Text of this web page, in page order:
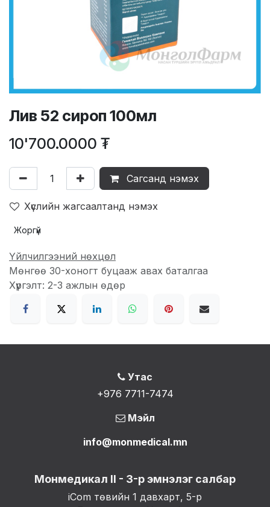
Лив 52 сироп 100мл
10'700.0000 ₮
Сагсанд нэмэх
Хүслийн жагсаалтанд нэмэх
Жоргүй
Үйлчилгээний нөхцөл
Мөнгөө 30-хоногт буцааж авах баталгаа
Хүргэлт: 2-3 ажлын өдөр
Утас
+976 7711-7474
Мэйл
info@monmedical.mn
Монмедикал II - 3-р эмнэлэг салбар
iCom төвийн 1 давхарт, 5-р